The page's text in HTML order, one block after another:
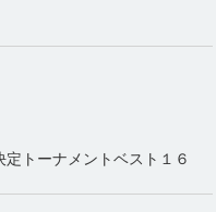
トーナメントベスト１６